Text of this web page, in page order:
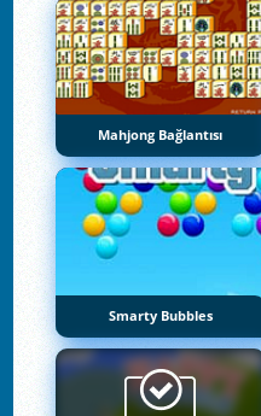
Mahjong Bağlantısı
Smarty Bubbles